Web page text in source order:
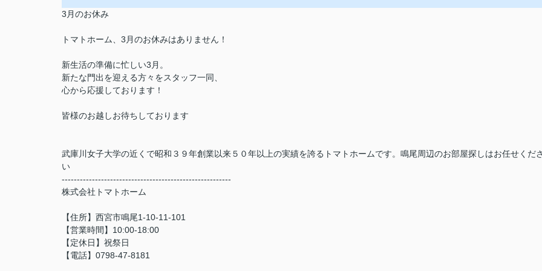
3月のお休み
トマトホーム、3月のお休みはありません！
新生活の準備に忙しい3月。
新たな門出を迎える方々をスタッフ一同、
心から応援しております！
皆様のお越しお待ちしております
武庫川女子大学の近くで昭和３９年創業以来５０年以上の実績を誇るトマトホームです。鳴尾周辺のお部屋探しはお任せくだ
い
--------------------------------------------------------
株式会社トマトホーム
【住所】西宮市鳴尾1-10-11-101
【営業時間】10:00-18:00
【定休日】祝祭日
【電話】0798-47-8181